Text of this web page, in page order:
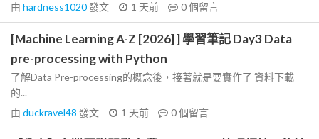
由 hardness1020發文 1 天前 0個留言
[Machine Learning A-Z [2026] ] 學習筆記 Day3 Data
pre-processing with Python
了解Data Pre-processing的概念後，接著就是要實作了 資料下載
的...
由 duckravel48 發文 1 天前 0個留言